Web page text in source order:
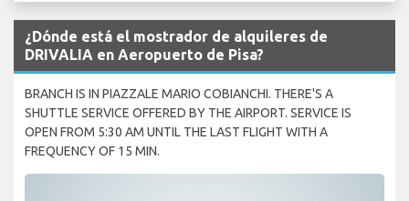
¿Dónde está el mostrador de alquileres de
DRIVALIA en Aeropuerto de Pisa?
BRANCH IS IN PIAZZALE MARIO COBIANCHI. THERE'S A
SHUTTLE SERVICE OFFERED BY THE AIRPORT. SERVICE IS
OPEN FROM 5:30 AM UNTIL THE LAST FLIGHT WITH A
FREQUENCY OF 15 MIN.